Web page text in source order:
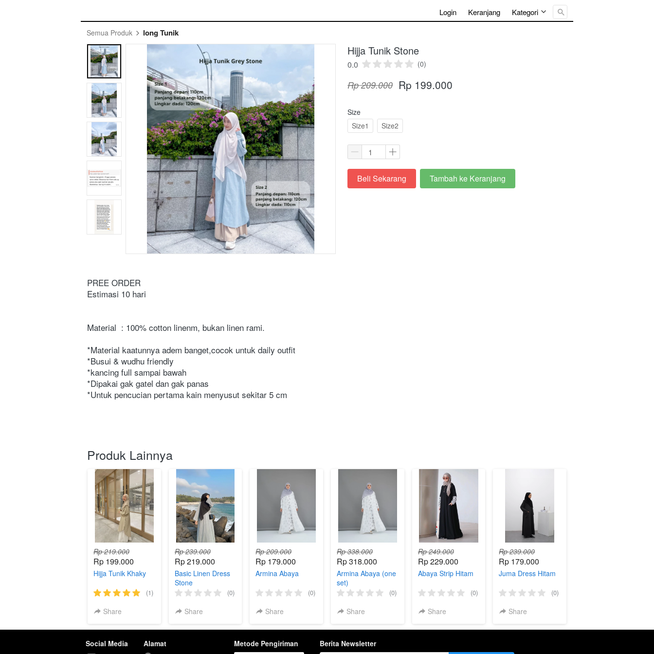
Login Keranjang Kategori
Semua Produk long Tunik
Hijja Tunik Stone
0.0 (0)
Rp 209.000 Rp 199.000
Size
Size1
Size2
`Beli Sekarang `
Tambah ke Keranjang
PREE ORDER
Estimasi 10 hari
Material  : 100% cotton linenm, bukan linen rami.
*Material kaatunnya adem banget,cocok untuk daily outfit
*Busui & wudhu friendly
*kancing full sampai bawah
*Dipakai gak gatel dan gak panas
*Untuk pencucian pertama kain menyusut sekitar 5 cm
Produk Lainnya
Rp 219.000
Rp 199.000
Hijja Tunik Khaky
(1)
Share
Rp 239.000
Rp 219.000
Basic Linen Dress
Stone
(0)
Share
Rp 209.000
Rp 179.000
Armina Abaya
(0)
Share
Rp 338.000
Rp 318.000
Armina Abaya (one
set)
(0)
Share
Rp 249.000
Rp 229.000
Abaya Strip Hitam
(0)
Share
Rp 239.000
Rp 179.000
Juma Dress Hitam
(0)
Share
Social Media Alamat Metode Pengiriman Berita Newsletter